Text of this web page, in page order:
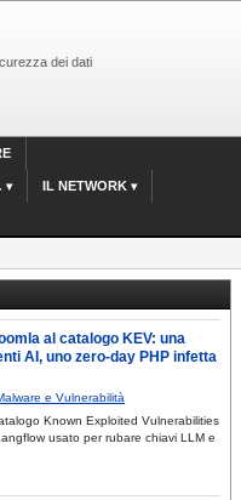
dei dati
IL NETWORK
al catalogo KEV: una
AI, uno zero-day PHP infetta
e Vulnerabilità
Known Exploited Vulnerabilities
usato per rubare chiavi LLM e